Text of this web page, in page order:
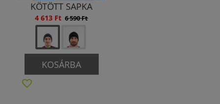
KÖTÖTT SAPKA
4 613 Ft 6 590 Ft
KOSÁRBA